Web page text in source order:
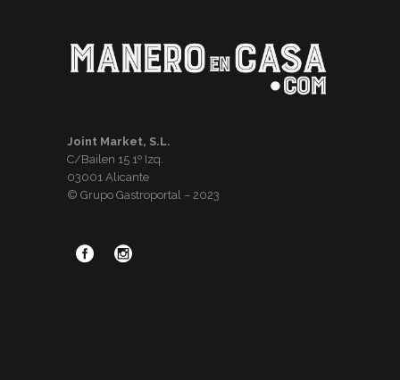
Joint Market, S.L.
C/Bailen 15 1º Izq.
03001 Alicante
© Grupo Gastroportal – 2023